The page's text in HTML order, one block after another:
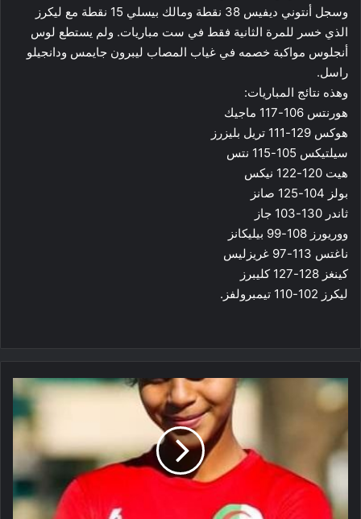
وسجل ​أنتوني ديفيس​ 38 نقطة ومالك بيسلي 15 نقطة مع ليكرز
الذي خسر للمرة الثانية فقط في ست مباريات. ولم يستطع لوس
أنجلوس مواكبة خصمه في غياب المصاب ​ليبرون جايمس​ ودانجيلو
راسل.
وهذه نتائج المباريات:
​هورنتس​ 106-117 ماجيك
​هوكس​ 129-111 تريل بليزرز
سيلتيكس 105-115 نتس
هيت 120-122 نيكس
بولز 104-125 صانز
ثاندر 130-103 جاز
ووريورز 108-99 بيليكانز
ناغتس 113-97 غريزليس
كينغز 128-127 كليبرز
ليكرز 102-110 تيمبرولفز.
وصال
بوجمعاوي
الدورة
للأواسط
بوهران